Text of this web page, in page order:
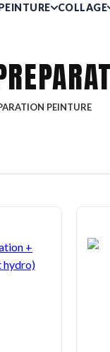
COLLAGE
PEINTURE